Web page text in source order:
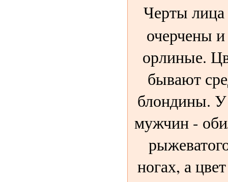
Черты
очерчены
орлиные.
бывают
блондины.
мужчин -
ногах, а